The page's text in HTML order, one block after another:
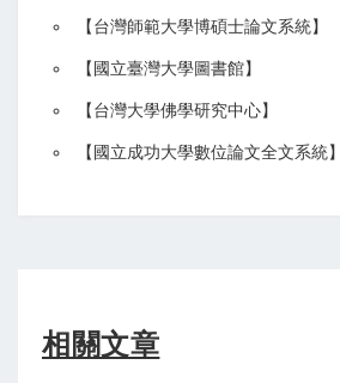
【台灣師範大學博碩士論文系統】
【 國立臺灣大學圖書館】
【台灣大學佛學研究中心】
【 國立成功大學數位論文全文系統】
相關文章